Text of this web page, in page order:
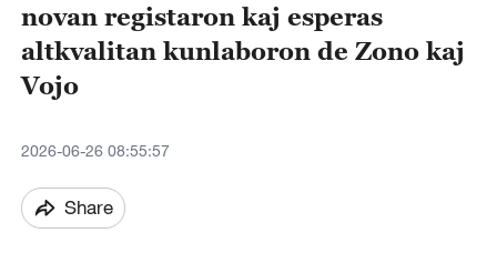
novan registaron kaj esperas
altkvalitan kunlaboron de Zono kaj
Vojo
2026-06-26 08:55:57
Share